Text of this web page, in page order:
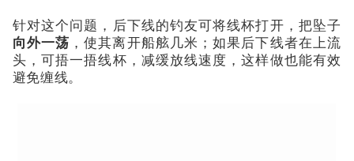
针对这个问题，后下线的钓友可将线杯打开，把坠子
向外一荡 ，使其离开船舷几米；如果后下线者在上流
头，可捂一捂线杯，减缓放线速度，这样做也能有效
避免缠线。